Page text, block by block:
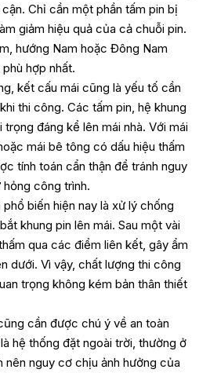
Chỉ cần một phần tấm pin bị
giảm hiệu quả của cả chuỗi pin.
hướng Nam hoặc Đông Nam
hợp nhất.
kết cấu mái cũng là yếu tố cần
thi công. Các tấm pin, hệ khung
đáng kể lên mái nhà. Với mái
mái bê tông có dấu hiệu thấm
tính toán cẩn thận để tránh nguy
công trình.
biến hiện nay là xử lý chống
khung pin lên mái. Sau một vài
qua các điểm liên kết, gây ẩm
dưới. Vì vậy, chất lượng thi công
trọng không kém bản thân thiết
cần được chú ý về an toàn
hệ thống đặt ngoài trời, thường ở
nên nguy cơ chịu ảnh hưởng của